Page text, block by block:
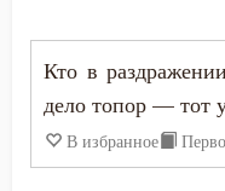
Богоугождение
Борьба
Варнава
Варсонофий
Кто в
дело топор — тот
В избранное